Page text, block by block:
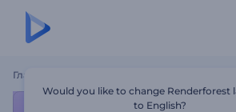
Главная
Would you like to change Renderforest
to English?